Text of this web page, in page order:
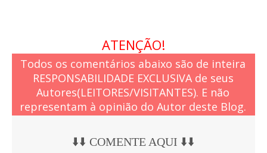
ATENÇÃO!
Todos os comentários abaixo são de inteira
RESPONSABILIDADE EXCLUSIVA de seus
Autores(LEITORES/VISITANTES). E não
representam à opinião do Autor deste Blog.
⬇️⬇️ COMENTE AQUI ⬇️⬇️